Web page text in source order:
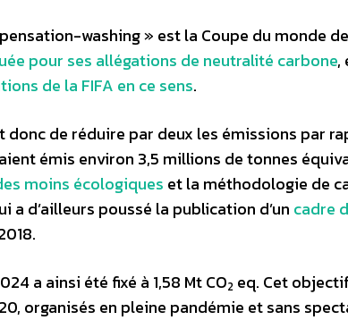
washing » est la Coupe du monde
pour ses allégations de neutralité carbone,
de la FIFA en ce sens.
donc de réduire par deux les émissions par
émis environ 3,5 millions de tonnes
moins écologiques et la méthodologie de
d’ailleurs poussé la publication d’un cadre
a ainsi été fixé à 1,58 Mt CO2 eq. Cet
organisés en pleine pandémie et sans